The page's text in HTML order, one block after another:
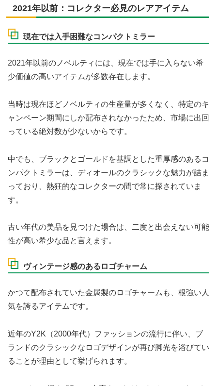
2021年以前：コレクター必見のレアアイテム
現在では入手困難なコンパクトミラー
2021年以前のノベルティには、現在では手に入らない希
少価値の高いアイテムが多数存在します。
当時は現在ほどノベルティの生産量が多くなく、特定のキ
ャンペーン期間にしか配布されなかったため、市場に出回
っている絶対数が少ないからです。
中でも、ブラックとゴールドを基調とした重厚感のあるコ
ンパクトミラーは、ディオールのクラシックな魅力が詰ま
っており、熱狂的なコレクターの間で常に探されていま
す。
古い年代の美品を見つけた場合は、二度と出会えない可能
性が高い希少な品と言えます。
ヴィンテージ感のあるロゴチャーム
かつて配布されていた金属製のロゴチャームも、根強い人
気を誇るアイテムです。
近年のY2K（2000年代）ファッションの流行に伴い、ブ
ランドのクラシックなロゴデザインが再び脚光を浴びてい
ることが理由として挙げられます。